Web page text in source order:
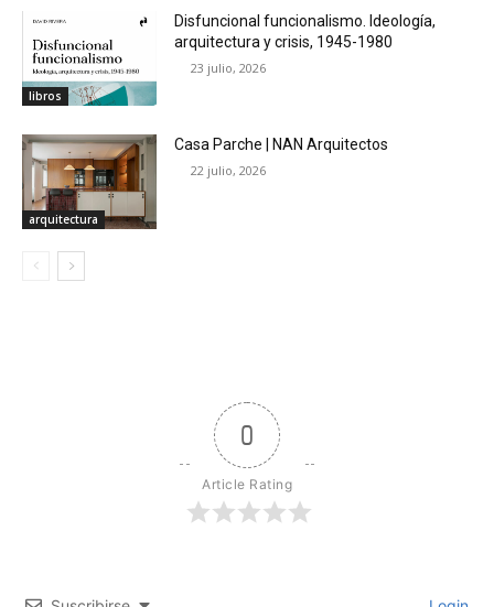
libros
Disfuncional funcionalismo. Ideología,
arquitectura y crisis, 1945-1980
23 julio, 2026
arquitectura
Casa Parche | NAN Arquitectos
22 julio, 2026
0
Article Rating